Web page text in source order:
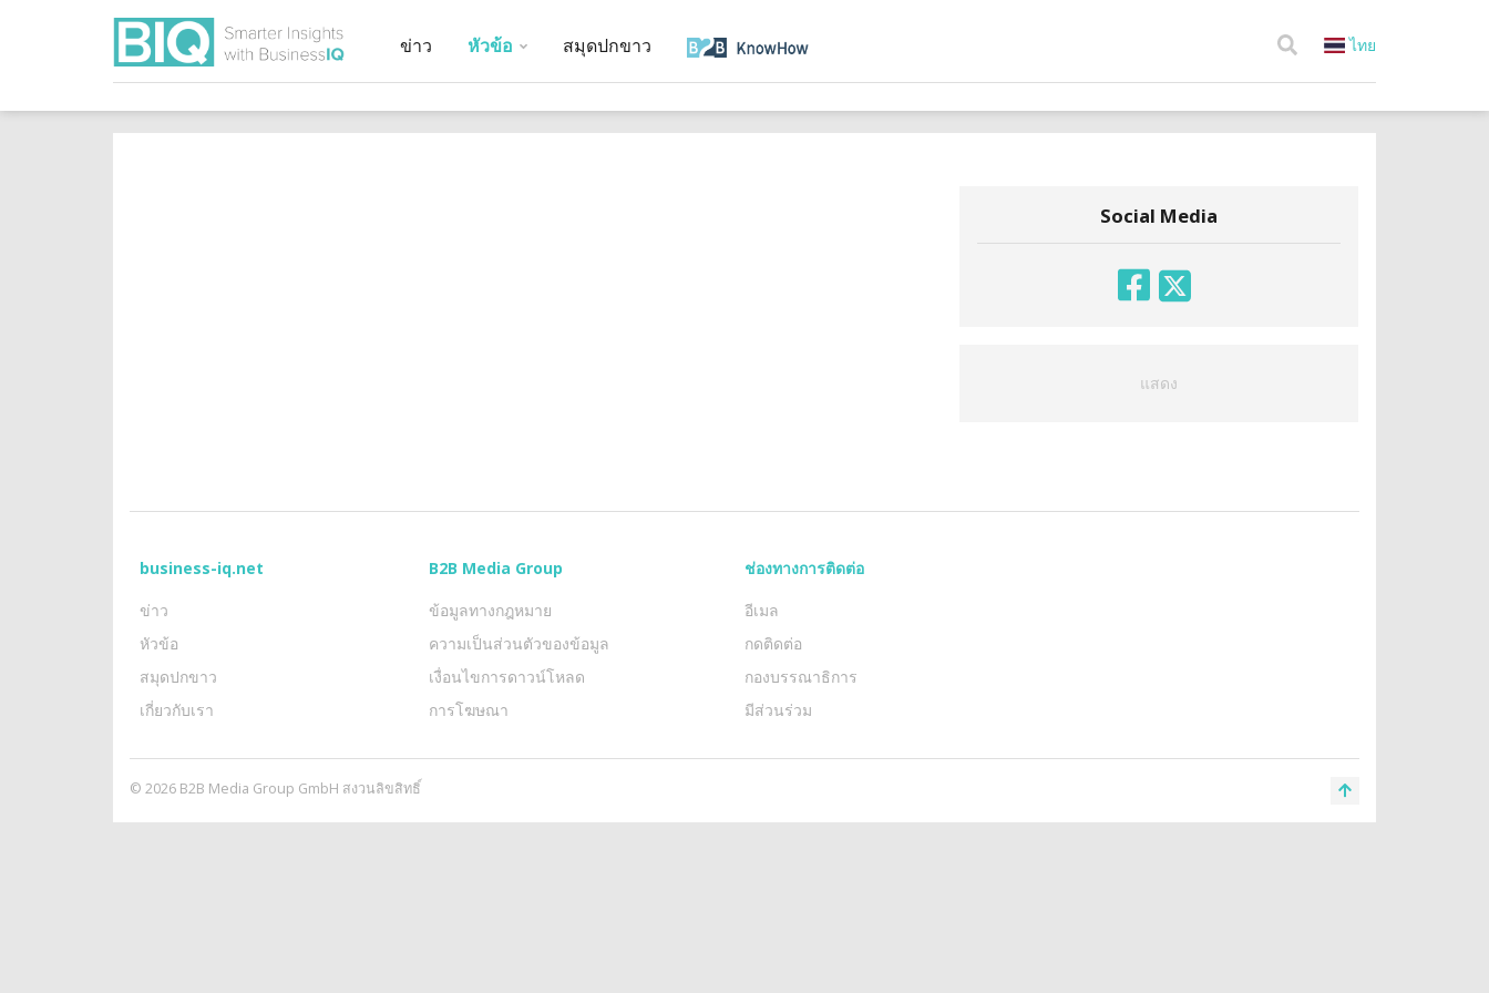
ข่าว หัวข้อ สมุดปกขาว ไทย
Social Media
แสดง
business-iq.net
ข่าว
หัวข้อ
สมุดปกขาว
เกี่ยวกับเรา
B2B Media Group
ข้อมูลทางกฎหมาย
ความเป็นส่วนตัวของข้อมูล
เงื่อนไขการดาวน์โหลด
การโฆษณา
ช่องทางการติดต่อ
อีเมล
กดติดต่อ
กองบรรณาธิการ
มีส่วนร่วม
© 2026 B2B Media Group GmbH สงวนลิขสิทธิ์